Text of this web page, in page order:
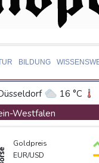
BILDUNG
16 °C
Dortmund
Wien
23 °C
Westfalen
leicht zu
Goldpreis
EUR/USD